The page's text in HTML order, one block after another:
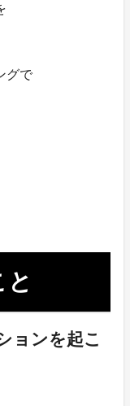
グで
と
ョンを起こ